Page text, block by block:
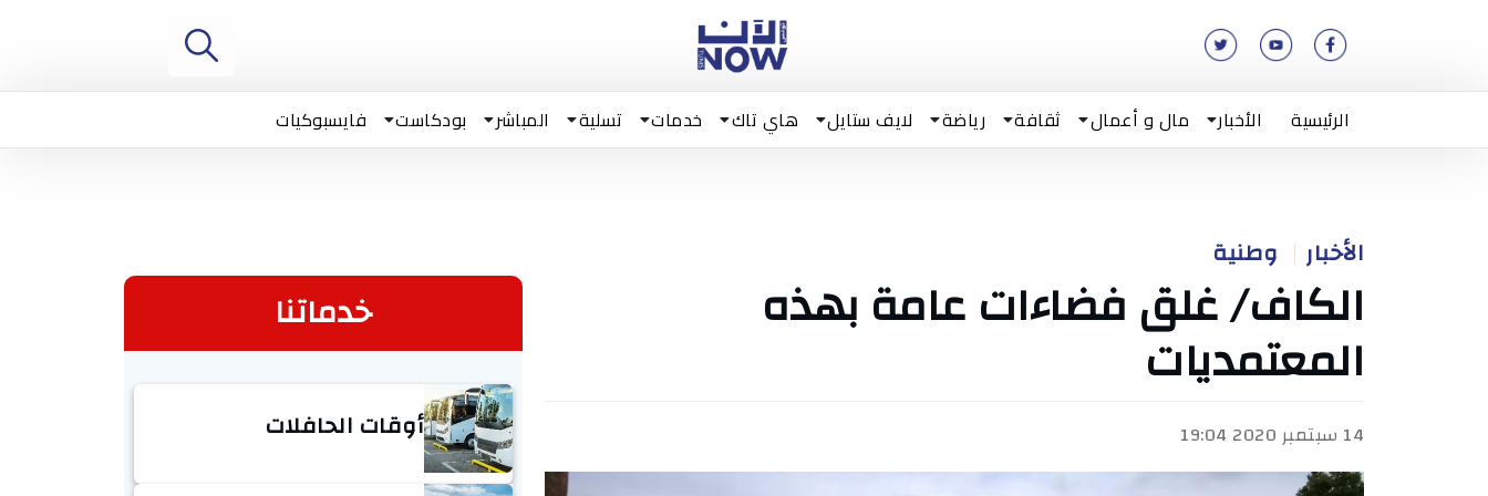
الرئيسية الأخبار مال و أعمال ثقافة رياضة لايف ستايل هاي تاك خدمات تسلية المباشر بودكاست فايسبوكيات
الأخبار وطنية
الكاف/ غلق فضاءات عامة بهذه
المعتمديات
14 سبتمبر 2020 19:04
خدماتنا
أوقات الحافلات